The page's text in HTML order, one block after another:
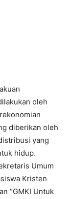
oleh
diberikan oleh
yang
hidup.
Umum
Kristen
“GMKI Untuk